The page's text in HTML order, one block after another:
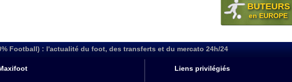
BUTEURS
en EUROPE
Football) : l'actualité du foot, des transferts et du mercato 24h/24
Liens privilégiés